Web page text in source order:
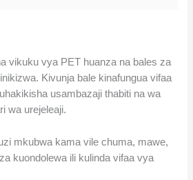
vikuku vya PET huanza na bales za
Kivunja bale kinafungua vifaa
usambazaji thabiti na wa
wa urejeleaji.
mkubwa kama vile chuma, mawe,
kuondolewa ili kulinda vifaa vya